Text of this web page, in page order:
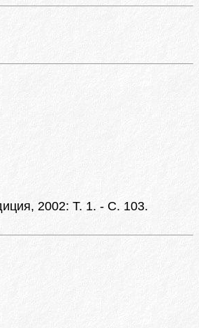
2002: Т. 1. - С. 103.